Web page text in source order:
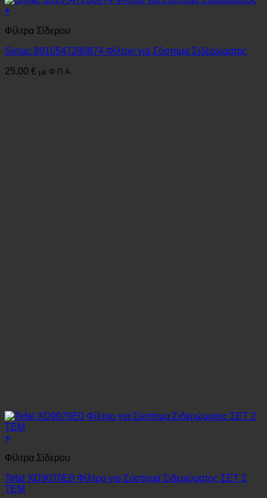
+
Φίλτρα Σίδερου
Simac 8010547280874 Φίλτρο για Σύστημα Σιδερώματος
25.00 € με Φ.Π.Α.
+
Φίλτρα Σίδερου
Tefal XD9070E0 Φίλτρο για Σύστημα Σιδερώματος ΣΕΤ 2
ΤΕΜ